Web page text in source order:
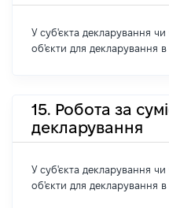
У суб'єкта декларування чи
об'єкти для декларування в
15. Робота за
декларування
У суб'єкта декларування чи
об'єкти для декларування в